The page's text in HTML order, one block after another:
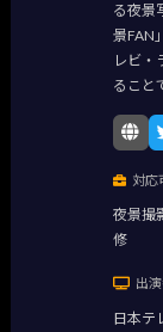
る夜景
景FAN
レビ・
ること
対応
夜景撮
修
出
日本テ